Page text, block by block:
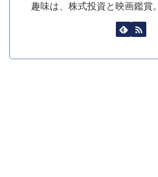
趣味は、株式投資と映画鑑賞。